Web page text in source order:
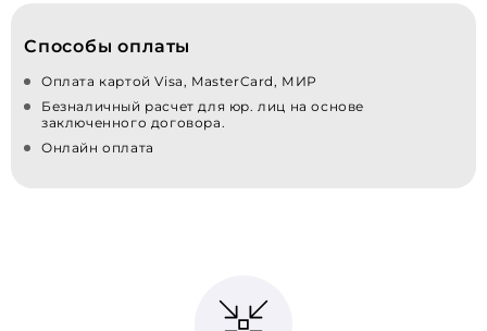
Способы оплаты
Оплата картой Visa, MasterCard, МИР
Безналичный расчет для юр. лиц на основе
заключенного договора.
Онлайн оплата